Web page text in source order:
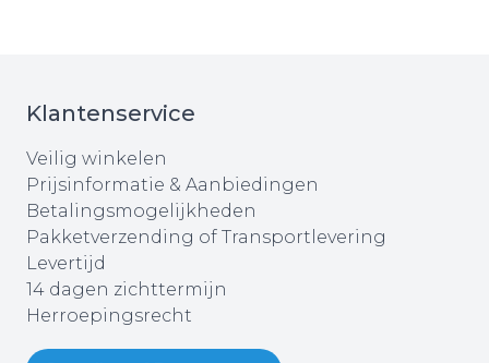
Klantenservice
Veilig winkelen
Prijsinformatie & Aanbiedingen
Betalingsmogelijkheden
Pakketverzending of Transportlevering
Levertijd
14 dagen zichttermijn
Herroepingsrecht